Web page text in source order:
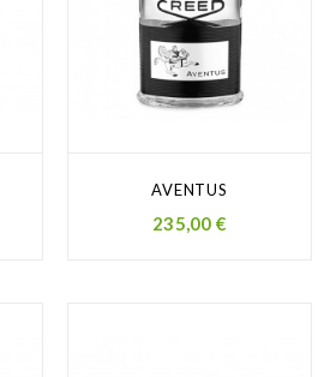
AVENTUS
Prezzo
235,00 €